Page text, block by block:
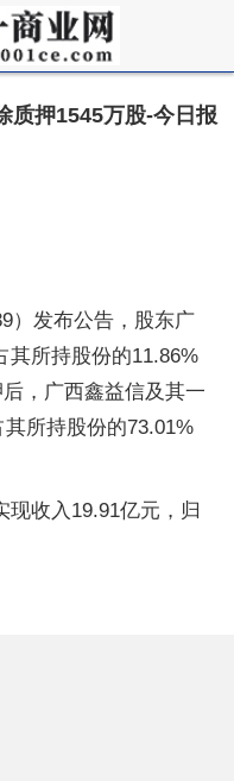
质押1545万股-今日报
）发布公告，股东广
其所持股份的11.86%
，广西鑫益信及其一
所持股份的73.01%
现收入19.91亿元，归